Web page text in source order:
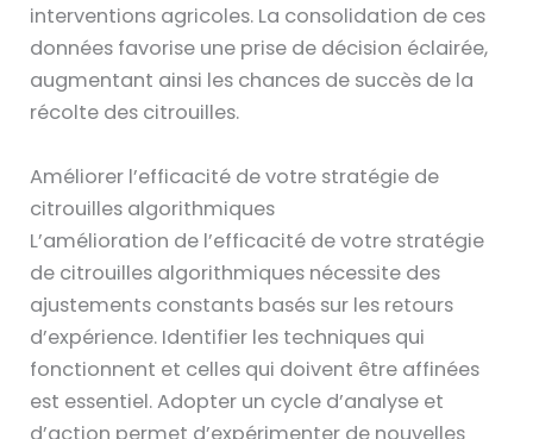
interventions agricoles. La consolidation de ces
données favorise une prise de décision éclairée,
augmentant ainsi les chances de succès de la
récolte des citrouilles.
Améliorer l’efficacité de votre stratégie de
citrouilles algorithmiques
L’amélioration de l’efficacité de votre stratégie
de citrouilles algorithmiques nécessite des
ajustements constants basés sur les retours
d’expérience. Identifier les techniques qui
fonctionnent et celles qui doivent être affinées
est essentiel. Adopter un cycle d’analyse et
d’action permet d’expérimenter de nouvelles